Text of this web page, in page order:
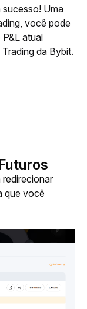
sucesso! Uma
você pode
atual
da Bybit.
redirecionar
que você